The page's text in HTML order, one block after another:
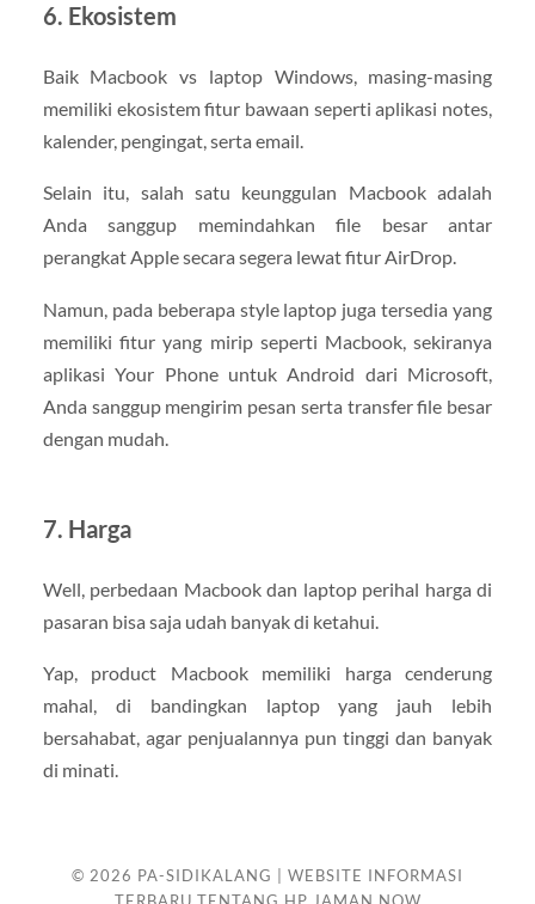
6. Ekosistem
Baik Macbook vs laptop Windows, masing-masing
memiliki ekosistem fitur bawaan seperti aplikasi notes,
kalender, pengingat, serta email.
Selain itu, salah satu keunggulan Macbook adalah
Anda sanggup memindahkan file besar antar
perangkat Apple secara segera lewat fitur AirDrop.
Namun, pada beberapa style laptop juga tersedia yang
memiliki fitur yang mirip seperti Macbook, sekiranya
aplikasi Your Phone untuk Android dari Microsoft,
Anda sanggup mengirim pesan serta transfer file besar
dengan mudah.
7. Harga
Well, perbedaan Macbook dan laptop perihal harga di
pasaran bisa saja udah banyak di ketahui.
Yap, product Macbook memiliki harga cenderung
mahal, di bandingkan laptop yang jauh lebih
bersahabat, agar penjualannya pun tinggi dan banyak
di minati.
© 2026 PA-SIDIKALANG | WEBSITE INFORMASI